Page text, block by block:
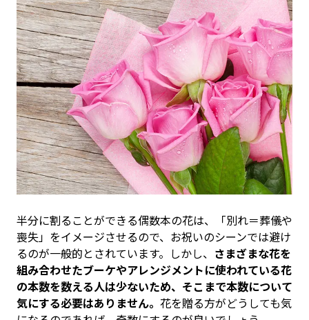
半分に割ることができる偶数本の花は、「別れ＝葬儀や
喪失」をイメージさせるので、お祝いのシーンでは避け
るのが一般的とされています。しかし、 さまざまな花を
組み合わせたブーケやアレンジメントに使われている花
の本数を数える人は少ないため、そこまで本数について
気にする必要はありません。 花を贈る方がどうしても気